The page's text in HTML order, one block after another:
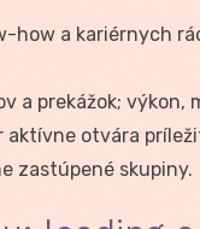
how a kariérnych
a prekážok; výkon,
aktívne otvára
zastúpené skupiny.